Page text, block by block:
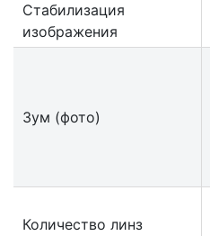
Стабилизация
изображения
Зум (фото)
Количество линз